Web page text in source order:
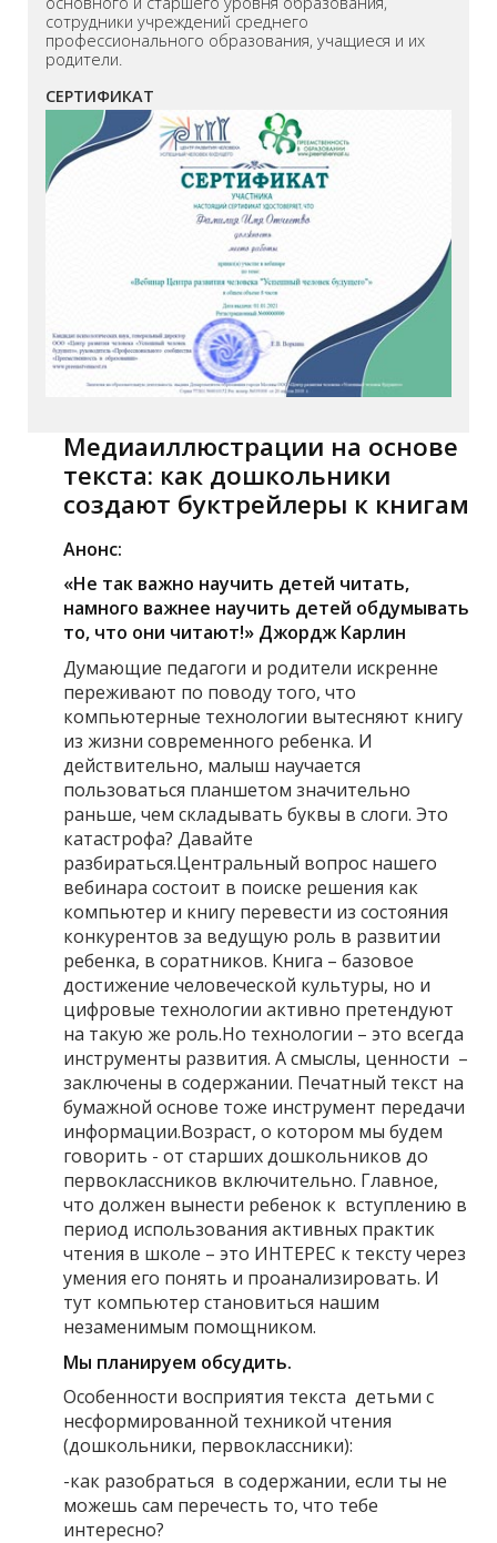
сотрудники учреждений среднего
профессионального образования, учащиеся и их
родители.
СЕРТИФИКАТ
Медиаиллюстрации на основе
текста: как дошкольники
создают буктрейлеры к книгам
Анонс:
«Не так важно научить детей читать,
намного важнее научить детей обдумывать
то, что они читают!» Джордж Карлин
Думающие педагоги и родители искренне
переживают по поводу того, что
компьютерные технологии вытесняют книгу
из жизни современного ребенка. И
действительно, малыш научается
пользоваться планшетом значительно
раньше, чем складывать буквы в слоги. Это
катастрофа? Давайте
разбираться.Центральный вопрос нашего
вебинара состоит в поиске решения как
компьютер и книгу перевести из состояния
конкурентов за ведущую роль в развитии
ребенка, в соратников. Книга – базовое
достижение человеческой культуры, но и
цифровые технологии активно претендуют
на такую же роль.Но технологии – это всегда
инструменты развития. А смыслы, ценности –
заключены в содержании. Печатный текст на
бумажной основе тоже инструмент передачи
информации.Возраст, о котором мы будем
говорить - от старших дошкольников до
первоклассников включительно. Главное,
что должен вынести ребенок к вступлению в
период использования активных практик
чтения в школе – это ИНТЕРЕС к тексту через
умения его понять и проанализировать. И
тут компьютер становиться нашим
незаменимым помощником.
Мы планируем обсудить.
Особенности восприятия текста детьми с
несформированной техникой чтения
(дошкольники, первоклассники):
-как разобраться в содержании, если ты не
можешь сам перечесть то, что тебе
интересно?